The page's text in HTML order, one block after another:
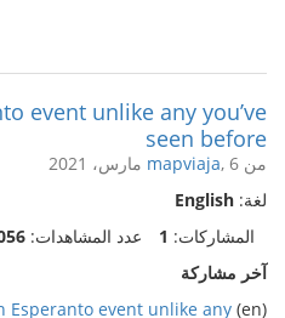
event unlike any you’ve
seen before
من mapviaja, 6 مارس، 2021
لغة: English
المشاركات: 1 عدد المشاهدات:
آخر مشاركة
(en)
Esperanto event unlike any